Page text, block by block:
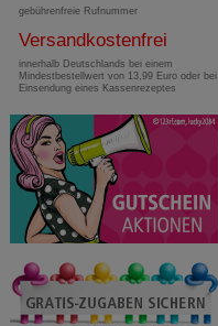
gebührenfreie Rufnummer
Versandkostenfrei
innerhalb Deutschlands bei einem
Mindestbestellwert von 13,99 Euro oder bei
Einsendung eines Kassenrezeptes